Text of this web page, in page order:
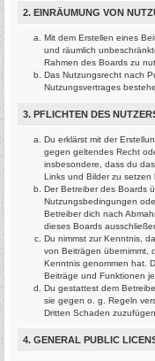
2. EINRÄUMUNG VON
Mit dem Erstellen eines
und räumlich
Rahmen des Boards zu
Das Nutzungsrecht nach
Nutzungsvertrages
3. PFLICHTEN DES
Du erklärst mit der
gegen geltendes Recht
insbesondere, dass du
Links und Bilder zu setzen
Der Betreiber des Boards
Nutzungsbedingungen
Betreiber dich nach
dieses Boards
Du nimmst zur Kenntnis,
von Beiträgen übernimmt,
Kenntnis genommen hat.
Beiträge und Funktionen
Du gestattest dem
sie gegen o. g. Regeln
Dritten Schaden zuzufügen.
4. GENERAL PUBLIC